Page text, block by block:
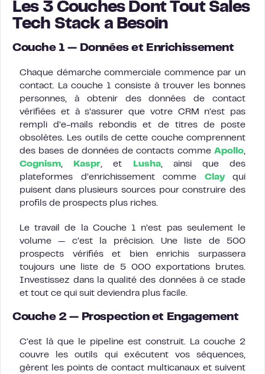
Les 3 Couches Dont Tout Sales
Tech Stack a Besoin
Couche 1 — Données et Enrichissement
Chaque démarche commerciale commence par un
contact. La couche 1 consiste à trouver les bonnes
personnes, à obtenir des données de contact
vérifiées et à s’assurer que votre CRM n’est pas
rempli d’e-mails rebondis et de titres de poste
obsolètes. Les outils de cette couche comprennent
des bases de données de contacts comme Apollo,
Cognism, Kaspr, et Lusha, ainsi que des
plateformes d’enrichissement comme Clayqui
puisent dans plusieurs sources pour construire des
profils de prospects plus riches.
Le travail de la Couche 1 n’est pas seulement le
volume — c’est la précision. Une liste de 500
prospects vérifiés et bien enrichis surpassera
toujours une liste de 5 000 exportations brutes.
Investissez dans la qualité des données à ce stade
et tout ce qui suit deviendra plus facile.
Couche 2 — Prospection et Engagement
C’est là que le pipeline est construit. La couche 2
couvre les outils qui exécutent vos séquences,
gèrent les points de contact multicanaux et suivent